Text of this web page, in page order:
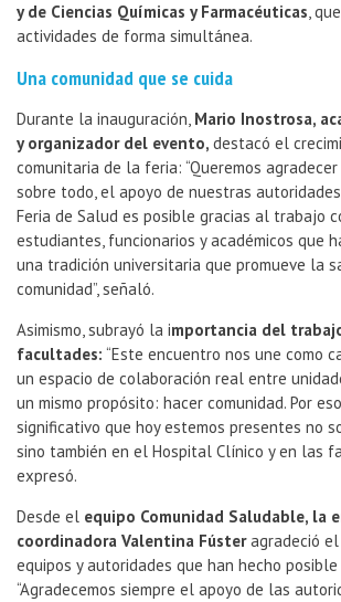
y de Ciencias Químicas y Farmacéuticas,
actividades de forma simultánea.
Una comunidad que se cuida
Durante la inauguración, Mario Inostrosa,
y organizador del evento, destacó el
comunitaria de la feria: “Queremos
sobre todo, el apoyo de nuestras
Feria de Salud es posible gracias al trabajo
estudiantes, funcionarios y académicos que
una tradición universitaria que promueve la
comunidad”, señaló.
Asimismo, subrayó la importancia del
facultades: “Este encuentro nos une como
un espacio de colaboración real entre
un mismo propósito: hacer comunidad. Por
significativo que hoy estemos presentes no
sino también en el Hospital Clínico y en las
expresó.
Desde el equipo Comunidad Saludable, la
coordinadora Valentina Fústeragradeció
equipos y autoridades que han hecho
“Agradecemos siempre el apoyo de las